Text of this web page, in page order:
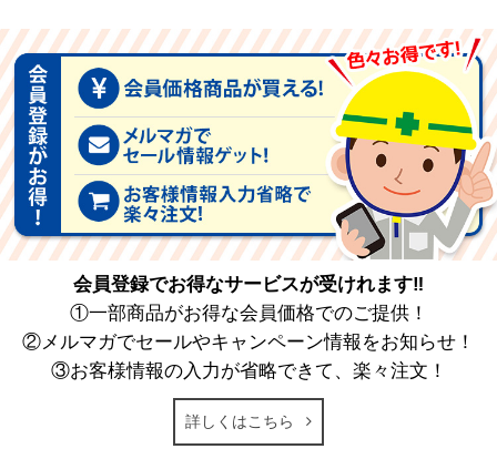
会員登録でお得なサービスが受けれます‼
①一部商品がお得な会員価格でのご提供！
②メルマガでセールやキャンペーン情報をお知らせ！
③お客様情報の入力が省略できて、楽々注文！
詳しくはこちら